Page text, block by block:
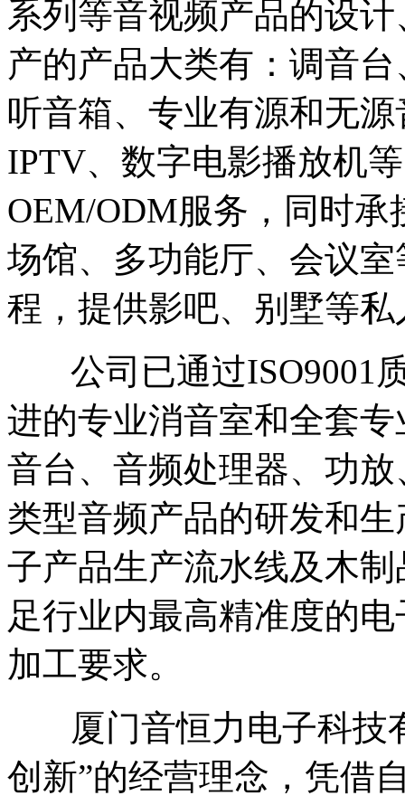
系列等音视频产品的设
产的产品大类有：调音
听音箱、专业有源和无
IPTV、数字电影播放机
OEM/ODM服务，同时
场馆、多功能厅、会议
程，提供影吧、别墅等
公司已通过ISO9001
进的专业消音室和全套
音台、音频处理器、功
类型音频产品的研发和
子产品生产流水线及木
足行业内最高精准度的
加工要求。
厦门音恒力电子科技
创新”的经营理念，凭借